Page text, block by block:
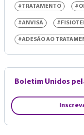
#TRATAMENTO
#ANVISA
#ADESÃO AO
Boletim Unidos